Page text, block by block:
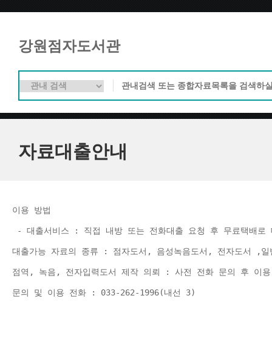
강원점자도서관
자료대출안내
이용 방법
- 대출서비스 : 직접 내방 또는 전화대출 요청 후 무료택배
대출가능 자료의 종류 : 점자도서, 음성녹음도서, 전자도서 ,
점역, 녹음, 전자입력도서 제작 의뢰 : 사전 전화 문의 후 이
문의 및 이용 전화 : 033-262-1996(내선 3)